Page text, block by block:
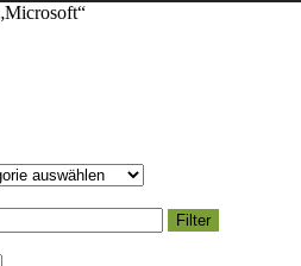
Filter